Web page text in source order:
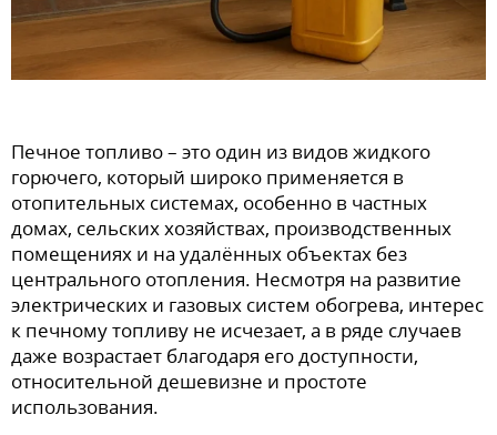
Печное топливо – это один из видов жидкого
горючего, который широко применяется в
отопительных системах, особенно в частных
домах, сельских хозяйствах, производственных
помещениях и на удалённых объектах без
центрального отопления. Несмотря на развитие
электрических и газовых систем обогрева, интерес
к печному топливу не исчезает, а в ряде случаев
даже возрастает благодаря его доступности,
относительной дешевизне и простоте
использования.